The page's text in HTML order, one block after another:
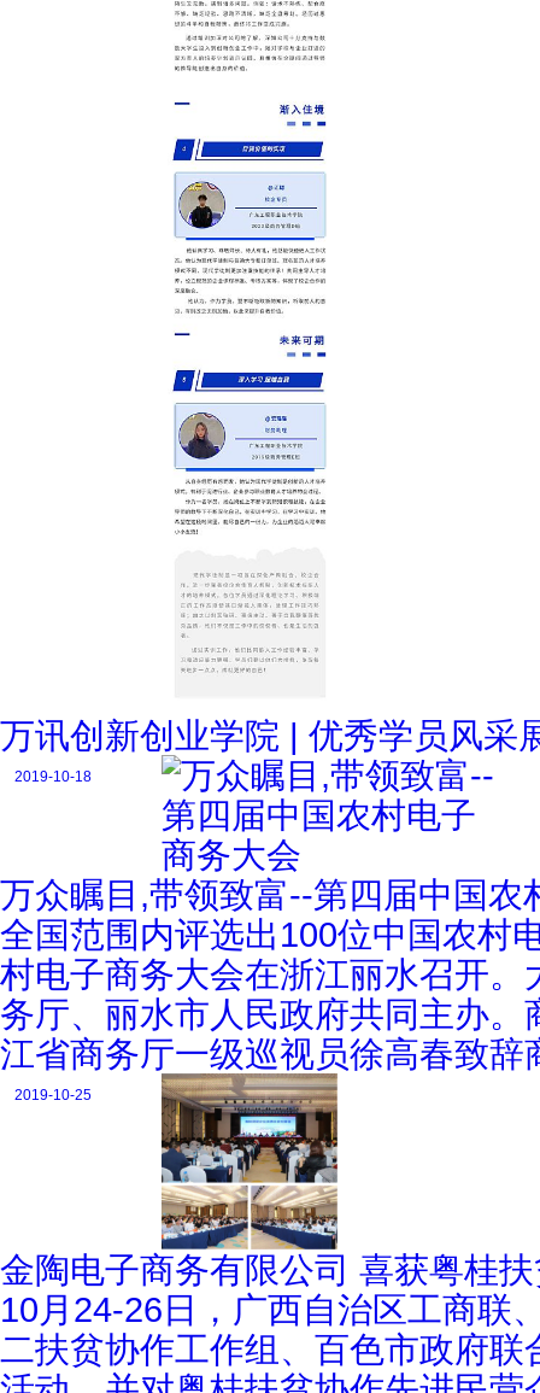
万讯创新创业学院 | 优秀学员风采
2019-10-18
万众瞩目,带领致富--第四届中国农
全国范围内评选出100位中国农村
村电子商务大会在浙江丽水召开
务厅、丽水市人民政府共同主办
江省商务厅一级巡视员徐高春致
2019-10-25
金陶电子商务有限公司 喜获粤桂
10月24-26日，广西自治区工商联
二扶贫协作工作组、百色市政府